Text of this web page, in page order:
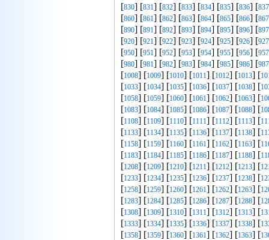
[830] [831] [832] [833] [834] [835] [836] [837
[860] [861] [862] [863] [864] [865] [866] [867
[890] [891] [892] [893] [894] [895] [896] [897
[920] [921] [922] [923] [924] [925] [926] [927
[950] [951] [952] [953] [954] [955] [956] [957
[980] [981] [982] [983] [984] [985] [986] [987
[1008] [1009] [1010] [1011] [1012] [1013] [
[1033] [1034] [1035] [1036] [1037] [1038] [
[1058] [1059] [1060] [1061] [1062] [1063] [
[1083] [1084] [1085] [1086] [1087] [1088] [
[1108] [1109] [1110] [1111] [1112] [1113] [
[1133] [1134] [1135] [1136] [1137] [1138] [
[1158] [1159] [1160] [1161] [1162] [1163] [
[1183] [1184] [1185] [1186] [1187] [1188] [
[1208] [1209] [1210] [1211] [1212] [1213] [
[1233] [1234] [1235] [1236] [1237] [1238] [
[1258] [1259] [1260] [1261] [1262] [1263] [
[1283] [1284] [1285] [1286] [1287] [1288] [
[1308] [1309] [1310] [1311] [1312] [1313] [
[1333] [1334] [1335] [1336] [1337] [1338] [
[1358] [1359] [1360] [1361] [1362] [1363] [